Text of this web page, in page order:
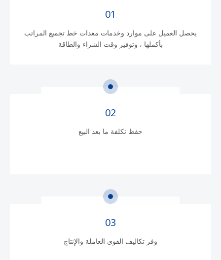
01
يحصل العميل على موارد وخدمات معدات خط تجميع المراتب
بأكملها ، وتوفير وقت الشراء والطاقة
02
حفظ تكلفة ما بعد البيع
03
وفر تكاليف القوى العاملة والإنتاج